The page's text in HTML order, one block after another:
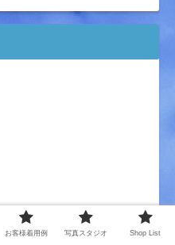
お客様着用例 写真スタジオ Shop List